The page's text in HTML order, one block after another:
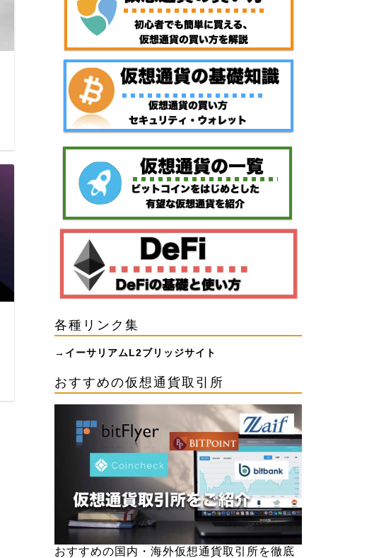
FTX 〜注目の海外仮想通貨取引所の
評判とIEOについて
2021年8月9日
仮想通貨の取引所
Coinlist（コインリスト）とは？〜
アカウント作成・KYC登録方法の解
説
next
各種リンク集
→ イーサリアムL2ブリッジサイト
おすすめの仮想通貨取引所
おすすめの国内・海外仮想通貨取引所を徹底